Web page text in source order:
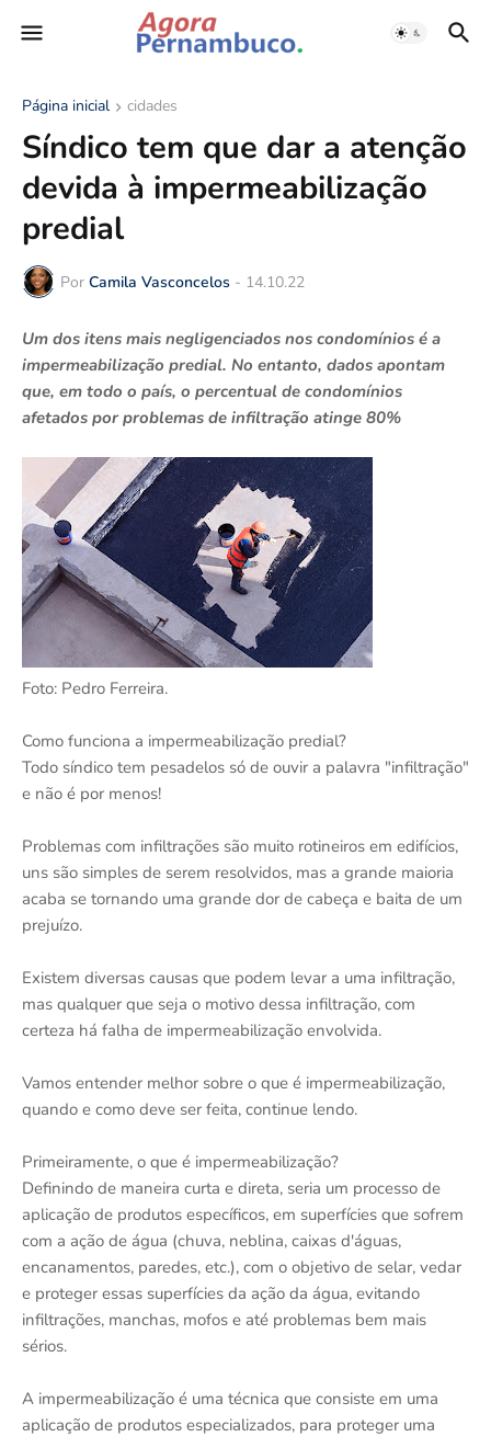
Página inicial cidades
Síndico tem que dar a atenção
devida à impermeabilização
predial
Por Camila Vasconcelos - 14.10.22
Um dos itens mais negligenciados nos condomínios é a
impermeabilização predial. No entanto, dados apontam
que, em todo o país, o percentual de condomínios
afetados por problemas de infiltração atinge 80%
Foto: Pedro Ferreira.
Como funciona a impermeabilização predial?
Todo síndico tem pesadelos só de ouvir a palavra "infiltração"
e não é por menos!
Problemas com infiltrações são muito rotineiros em edifícios,
uns são simples de serem resolvidos, mas a grande maioria
acaba se tornando uma grande dor de cabeça e baita de um
prejuízo.
Existem diversas causas que podem levar a uma infiltração,
mas qualquer que seja o motivo dessa infiltração, com
certeza há falha de impermeabilização envolvida.
Vamos entender melhor sobre o que é impermeabilização,
quando e como deve ser feita, continue lendo.
Primeiramente, o que é impermeabilização?
Definindo de maneira curta e direta, seria um processo de
aplicação de produtos específicos, em superfícies que sofrem
com a ação de água (chuva, neblina, caixas d'águas,
encanamentos, paredes, etc.), com o objetivo de selar, vedar
e proteger essas superfícies da ação da água, evitando
infiltrações, manchas, mofos e até problemas bem mais
sérios.
A impermeabilização é uma técnica que consiste em uma
aplicação de produtos especializados, para proteger uma